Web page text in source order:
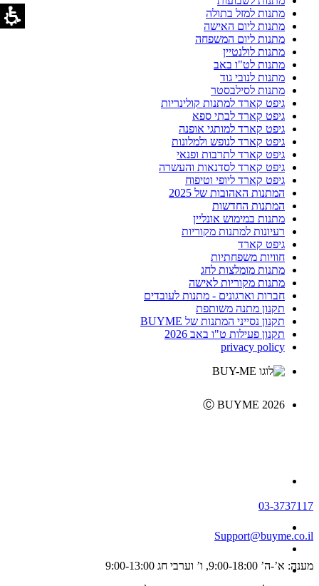
מתנות למזל בתולה
מתנות ליום האישה
מתנות ליום המשפחה
מתנות לולנטיין
מתנות לט"ו באב
מתנות לנובי גוד
מתנות לסילבסטר
גיפט קארד למתנות קולינריות
גיפט קארד לבתי ספא
גיפט קארד למותגי אופנה
גיפט קארד לנופש ולמלונות
גיפט קארד לתרבות ופנאי
גיפט קארד לסדנאות והעשרה
גיפט קארד ליופי וטיפוח
המתנות האהובות של 2025
המתנות החדשות
מתנות במימוש אונליין
רעיונות למתנות מקוריות
גיפט קארד
חוויות משפחתיות
מתנות מומלצות לחג
מתנות מקוריות לאישה
חברות וארגונים - מתנות לעובדים
תקנון מתנה משותפת
תקנון נסייני המתנות של BUYME
תקנון פעילות ט"ו באב 2026
privacy policy
Ⓒ BUYME 2026
03-3737117
Support@buyme.co.il
מענה: א’-ה’ 9:00-18:00, ו’ וערבי חג 9:00-13:00